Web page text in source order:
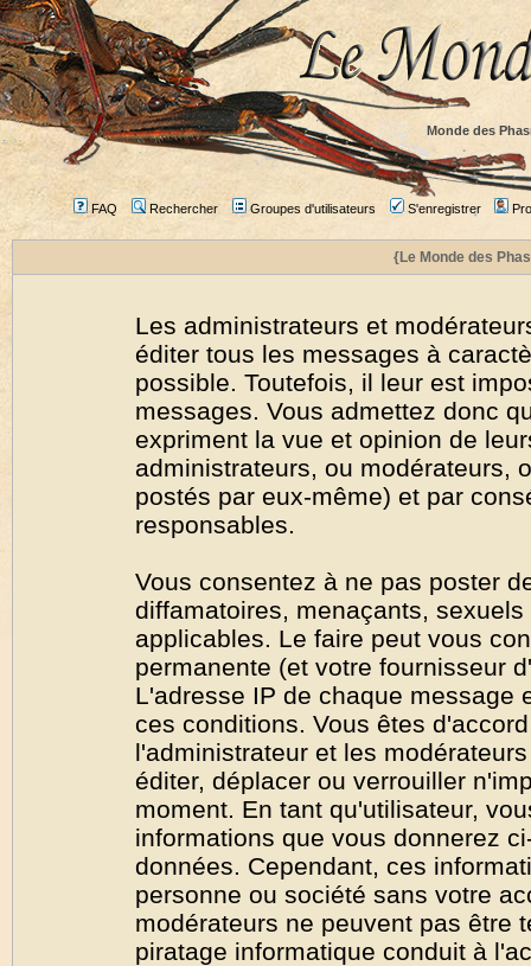
Monde des
FAQ Rechercher Groupes d'utilisateurs S'enregistrer
{Le Monde des
Les administrateurs et
éditer tous les messages à
possible. Toutefois, il leur est
messages. Vous admettez donc
expriment la vue et opinion de
administrateurs, ou modérateurs,
postés par eux-même) et par
responsables.
Vous consentez à ne pas poster
diffamatoires, menaçants,
applicables. Le faire peut vous
permanente (et votre fournisseur
L'adresse IP de chaque message
ces conditions. Vous êtes
l'administrateur et les
éditer, déplacer ou verrouiller
moment. En tant qu'utilisateur,
informations que vous donnerez
données. Cependant, ces
personne ou société sans votre
modérateurs ne peuvent pas être
piratage informatique conduit à